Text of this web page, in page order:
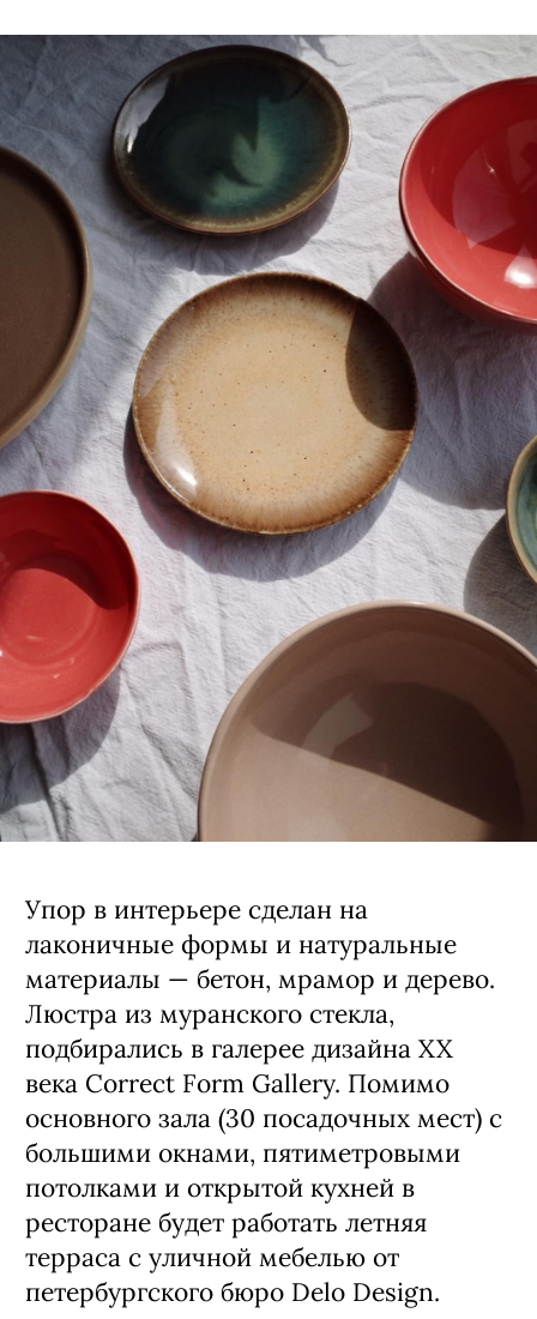
Упор в интерьере сделан на
лаконичные формы и натуральные
материалы — бетон, мрамор и дерево.
Люстра из муранского стекла,
подбирались в галерее дизайна XX
века Correct Form Gallery. Помимо
основного зала (30 посадочных мест) с
большими окнами, пятиметровыми
потолками и открытой кухней в
ресторане будет работать летняя
терраса с уличной мебелью от
петербургского бюро Delo Design.